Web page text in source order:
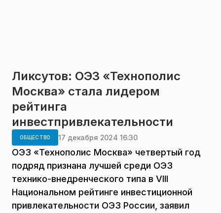
Ликсутов: ОЭЗ «Технополис
Москва» стала лидером
рейтинга
инвестпривлекательности
ОБЩЕСТВО 17 декабря 2024 16:30
ОЭЗ «Технополис Москва» четвертый год
подряд признана лучшей среди ОЭЗ
технико-внедренческого типа в VIII
Национальном рейтинге инвестиционной
привлекательности ОЭЗ России, заявил